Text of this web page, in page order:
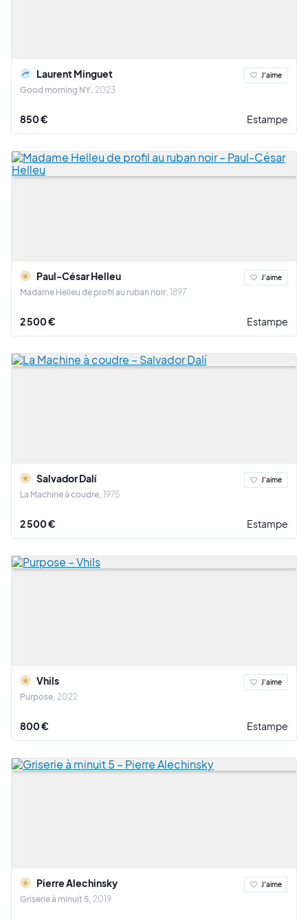
Laurent Minguet
Good morning NY 2023
J'aime
850 € Estampe
Paul-César Helleu
Madame Helleu de profil au ruban noir 1897
J'aime
2 500 € Estampe
Salvador Dalí
La Machine à coudre 1975
J'aime
2 500 € Estampe
Vhils
Purpose 2022
J'aime
800 € Estampe
Pierre Alechinsky
Griserie à minuit 5 2019
J'aime